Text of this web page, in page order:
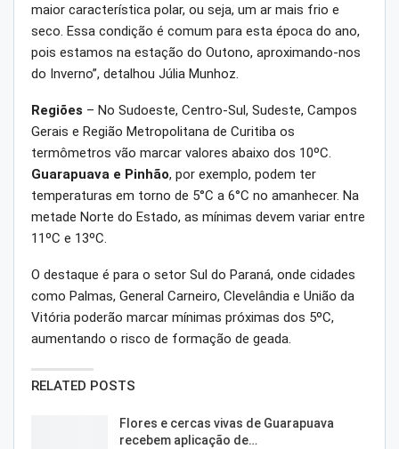
maior característica polar, ou seja, um ar mais frio e
seco. Essa condição é comum para esta época do ano,
pois estamos na estação do Outono, aproximando-nos
do Inverno”, detalhou Júlia Munhoz.
Regiões – No Sudoeste, Centro-Sul, Sudeste, Campos
Gerais e Região Metropolitana de Curitiba os
termômetros vão marcar valores abaixo dos 10ºC.
Guarapuava e Pinhão, por exemplo, podem ter
temperaturas em torno de 5°C a 6°C no amanhecer. Na
metade Norte do Estado, as mínimas devem variar entre
11ºC e 13ºC.
O destaque é para o setor Sul do Paraná, onde cidades
como Palmas, General Carneiro, Clevelândia e União da
Vitória poderão marcar mínimas próximas dos 5ºC,
aumentando o risco de formação de geada.
RELATED POSTS
Flores e cercas vivas de Guarapuava
recebem aplicação de…